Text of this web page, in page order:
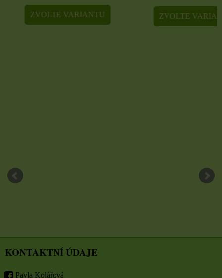
ZVOLTE VARIANTU ZVOLTE
KONTAKTNÍ ÚDAJE
Pavla Kolářová